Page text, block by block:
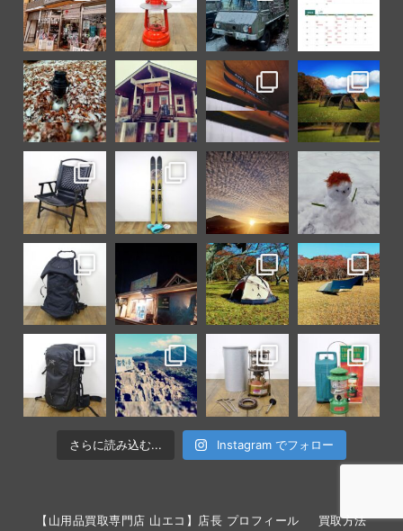
さらに読み込む... Instagram でフォロー
【山用品買取専門店 山エコ】店長 プロフィール 買取方法